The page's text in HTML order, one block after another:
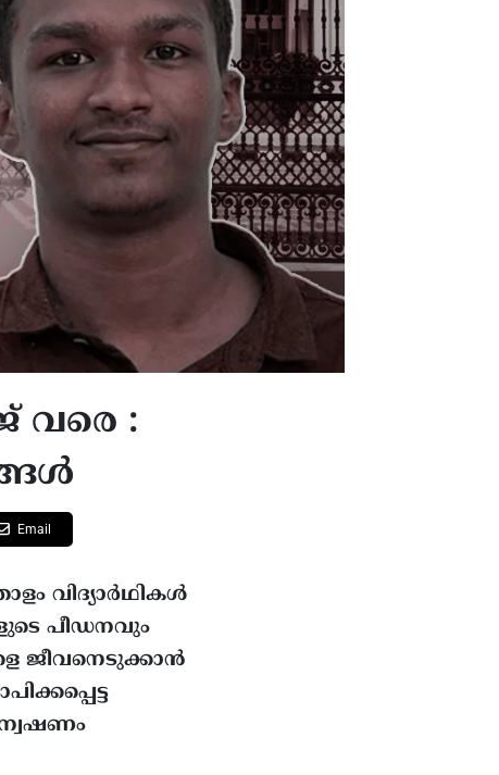
വരെ :
Email
വിദ്യാർഥികൾ
പീഡനവും
ജീവനെടുക്കാൻ